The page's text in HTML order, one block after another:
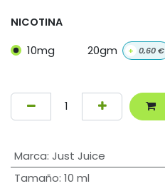
NICOTINA
10mg 20gm + 0,60€
Marca: Just Juice
Tamaño: 10 ml